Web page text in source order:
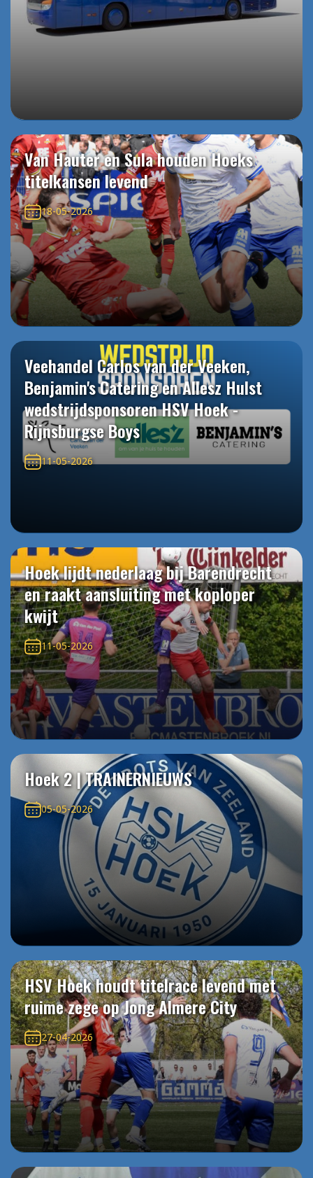
Van Hauter en Sula houden Hoeks
titelkansen levend
18-05-2026
Veehandel Carlos van der Veeken,
Benjamin's Catering en Allesz Hulst
wedstrijdsponsoren HSV Hoek -
Rijnsburgse Boys
11-05-2026
Hoek lijdt nederlaag bij Barendrecht
en raakt aansluiting met koploper
kwijt
11-05-2026
Hoek 2 | TRAINERNIEUWS
05-05-2026
HSV Hoek houdt titelrace levend met
ruime zege op Jong Almere City
27-04-2026